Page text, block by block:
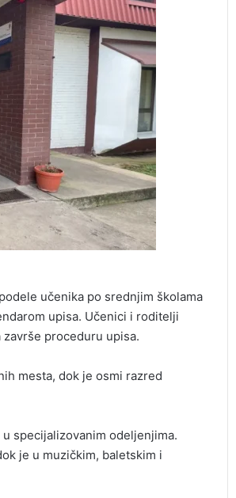
učenika po srednjim školama
upisa. Učenici i roditelji
proceduru upisa.
mesta, dok je osmi razred
specijalizovanim odeljenjima.
je u muzičkim, baletskim i